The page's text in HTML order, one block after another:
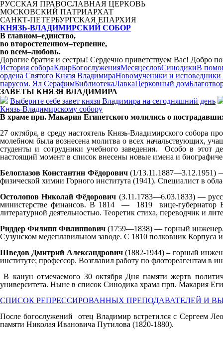
РУССКАЯ ПРАВОСЛАВНАЯ ЦЕРКОВЬ
МОСКОВСКИЙ ПАТРИАРХАТ
САНКТ-ПЕТЕРБУРГСКАЯ ЕПАРХИЯ
КНЯЗЬ-ВЛАДИМИРСКИЙ СОБОР
В главном–единство,
во второстепенном–терпение,
во всем–любовь.
Дорогие братия и сестры! Сердечно приветствуем Вас! Добро
История собораКлирБогослуженияМесяцесловСинодикиВ
ордена Святого Князя ВладимираНовомученики и
парусом. Ял СерафимБиблиотекаЛавкаЦерковный дом
ЗАВЕТЫ КНЯЗЯ ВЛАДИМИРА
Выберите себе завет князя Владимира на сегодняшний день
Князь-Владимирскому собору
В храме прп. Макария Египетского молились о
27 октября, в среду настоятель Князь-Владимирского собора
молебном была вознесена молитва о всех начальствующих,
студенты и сотрудники учебного заведения. Особо в
настоящий момент в список внесены новые имена и
Белоглазов Константин Фёдорович(1/13.11.1887—3.12.1951)
физической химии Горного института (1941). Специалист в
Остолопов Николай Фёдорович (3.11.1783—6.03.1833) —
министерстве финансов. В 1814 — 1819 вице-губернатор
литературной деятельностью. Теоретик стиха, переводчик и
Риддер Филипп Филиппович (1759—1838) — горный инженер.
Сузунском медеплавильном заводе. С 1810 полковник Корпуса
Шведов Дмитрий Александрович (1882-1944) – горный
институте; профессор. Возглавил работу по флотореагентам в
В канун отмечаемого 30 октября Дня памяти жертв
университета. Ныне в список Синодика храма прп. Макария
СПИСОК РЕПРЕССИРОВАННЫХ ПРЕПОДАВАТЕЛЕЙ И
После богослужений отец Владимир встретился с Сергеем
памяти Николая Ивановича Путилова (1820-1880).